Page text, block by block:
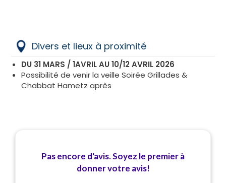
Divers et lieux à proximité
DU 31 MARS / 1AVRIL AU 10/12 AVRIL 2026
Possibilité de venir la veille Soirée Grillades &
Chabbat Hametz après
Pas encore d'avis. Soyez le premier à
donner votre avis!